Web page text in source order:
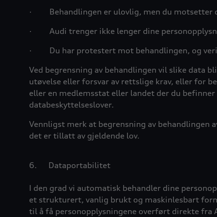
·
Behandlingen er ulovlig, men du motsetter
·
Audi trenger ikke lenger dine
·
Du har protestert mot behandlingen, og
Ved begrensning av behandlingen vil slike data
utøvelse eller forsvar av rettslige krav, eller for
eller en medlemsstat eller landet der du
databeskyttelseslover.
Vennligst merk at begrensning av behandlingen
det er tillatt av gjeldende lov.
6. Dataportabilitet
I den grad vi automatisk behandler dine
et strukturert, vanlig brukt og maskinlesbart
til å få personopplysningene overført direkte